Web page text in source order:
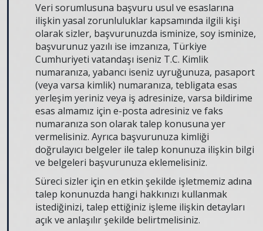
Veri sorumlusuna başvuru usul ve esaslarına
ilişkin yasal zorunluluklar kapsamında ilgili kişi
olarak sizler, başvurunuzda isminize, soy isminize,
başvurunuz yazılı ise imzanıza, Türkiye
Cumhuriyeti vatandaşı iseniz T.C. Kimlik
numaranıza, yabancı iseniz uyruğunuza, pasaport
(veya varsa kimlik) numaranıza, tebligata esas
yerleşim yeriniz veya iş adresinize, varsa bildirime
esas almamız için e-posta adresiniz ve faks
numaranıza son olarak talep konusuna yer
vermelisiniz. Ayrıca başvurunuza kimliği
doğrulayıcı belgeler ile talep konunuza ilişkin bilgi
ve belgeleri başvurunuza eklemelisiniz.
Süreci sizler için en etkin şekilde işletmemiz adına
talep konunuzda hangi hakkınızı kullanmak
istediğinizi, talep ettiğiniz işleme ilişkin detayları
açık ve anlaşılır şekilde belirtmelisiniz.